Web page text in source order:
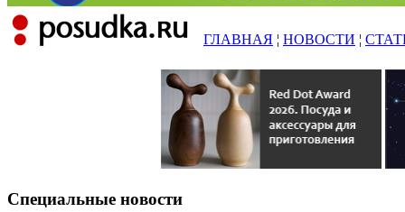
ГЛАВНАЯ ¦ НОВОСТИ ¦
Специальные новости